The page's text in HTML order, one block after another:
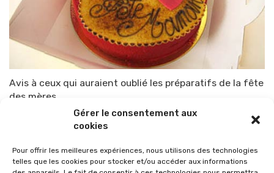
Gérer le consentement aux
cookies
Pour offrir les meilleures expériences, nous utilisons des technologies
telles que les cookies pour stocker et/ou accéder aux informations
Avis à ceux qui auraient oublié les préparatifs de la fête
des mères
TOP-PARENTS 23 mai 2008